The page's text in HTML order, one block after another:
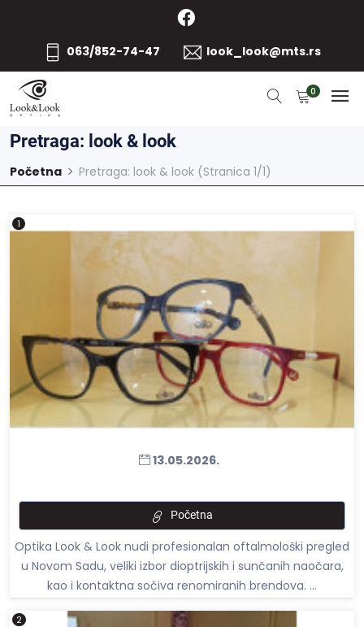
063/852-74-47 look_look@mts.rs
0
Pretraga: look & look
Početna Pretraga: look & look (Stranica 1/1)
1
13.05.2026.
Početna
Optika Look & Look nudi profesionalan oftalmološki pregled
u Novom Sadu, veliki izbor dioptrijskih i sunčanih naočara,
kao i kontaktna sočiva renomiranih brendova. ...
2